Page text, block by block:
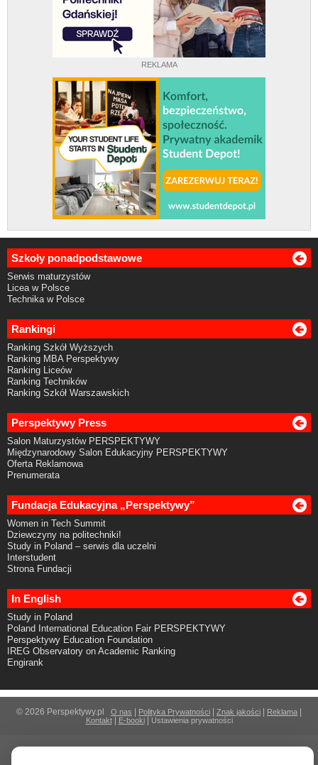
REKLAMA
Szkoły ponadpodstawowe
Serwis maturzystów
Licea w Polsce
Technika w Polsce
Rankingi
Ranking Szkół Wyższych
Ranking MBA Perspektywy
Ranking Liceów
Ranking Techników
Ranking Szkół Warszawskich
Perspektywy Press
Salon Maturzystów PERSPEKTYWY
Międzynarodowy Salon Edukacyjny PERSPEKTYWY
Oferta Reklamowa
Prenumerata
Fundacja Edukacyjna „Perspektywy”
Women in Tech Summit
Dziewczyny na politechniki!
Study in Poland – serwis dla uczelni
Interstudent
Strona Fundacji
In English
Study in Poland
Poland International Education Fair PERSPEKTYWY
Perspektywy Education Foundation
IREG Observatory on Academic Ranking
Engirank
© 2026 Perspektywy.pl O nas | Polityka Prywatności | Znak jakości | Reklama |
Kontakt| E-booki| Ustawienia prywatności